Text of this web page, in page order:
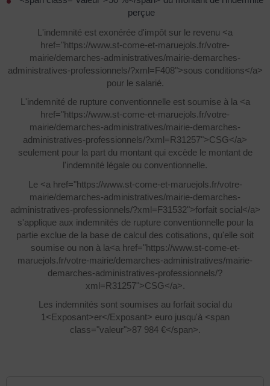
perçue
L'indemnité est exonérée d'impôt sur le revenu <a
href="https://www.st-come-et-maruejols.fr/votre-
mairie/demarches-administratives/mairie-demarches-
administratives-professionnels/?xml=F408">sous conditions</a>
pour le salarié.
L'indemnité de rupture conventionnelle est soumise à la <a
href="https://www.st-come-et-maruejols.fr/votre-
mairie/demarches-administratives/mairie-demarches-
administratives-professionnels/?xml=R31257">CSG</a>
seulement pour la part du montant qui excède le montant de
l'indemnité légale ou conventionnelle.
Le <a href="https://www.st-come-et-maruejols.fr/votre-
mairie/demarches-administratives/mairie-demarches-
administratives-professionnels/?xml=F31532">forfait social</a>
s'applique aux indemnités de rupture conventionnelle pour la
partie exclue de la base de calcul des cotisations, qu'elle soit
soumise ou non à la<a href="https://www.st-come-et-
maruejols.fr/votre-mairie/demarches-administratives/mairie-
demarches-administratives-professionnels/?
xml=R31257">CSG</a>.
Les indemnités sont soumises au forfait social du
1<Exposant>er</Exposant> euro jusqu'à <span
class="valeur">87 984 €</span>.